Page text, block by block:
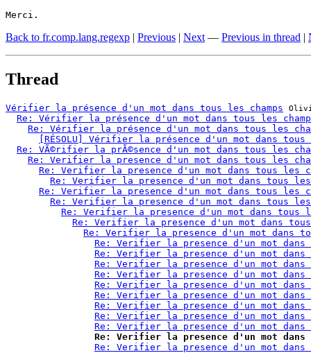
Merci.
Back to fr.comp.lang.regexp | Previous | Next — Previous in thread |
Thread
Vérifier la présence d'un mot dans tous les champs
Re: Vérifier la présence d'un mot dans tous les
Re: Vérifier la présence d'un mot dans tous les
[RÉSOLU] Vérifier la présence d'un mot dans tous
Re: VÃ©rifier la prÃ©sence d'un mot dans tous les
Re: Verifier la presence d'un mot dans tous les
Re: Verifier la presence d'un mot dans tous les
Re: Verifier la presence d'un mot dans tous les
Re: Verifier la presence d'un mot dans tous les
Re: Verifier la presence d'un mot dans tous les
Re: Verifier la presence d'un mot dans tous
Re: Verifier la presence d'un mot dans tous
Re: Verifier la presence d'un mot dans
Re: Verifier la presence d'un mot dans
Re: Verifier la presence d'un mot dans
Re: Verifier la presence d'un mot dans
Re: Verifier la presence d'un mot dans
Re: Verifier la presence d'un mot dans
Re: Verifier la presence d'un mot dans
Re: Verifier la presence d'un mot dans
Re: Verifier la presence d'un mot dans
Re: Verifier la presence d'un mot dans
Re: Verifier la presence d'un mot dans
Re: Verifier la presence d'un mot dans